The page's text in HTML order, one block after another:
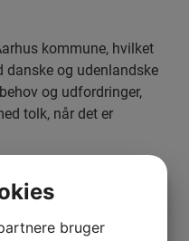
kommune, hvilket
danske og udenlandske
og udfordringer,
tolk, når det er
Rådgivning i Aarhus
Forældrekursus og
bruger